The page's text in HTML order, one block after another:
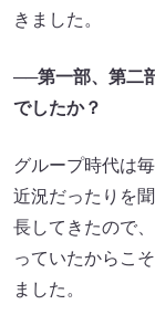
きました。
──第一部、第二
でしたか？
グループ時代は
近況だったりを
長してきたので
っていたからこ
ました。